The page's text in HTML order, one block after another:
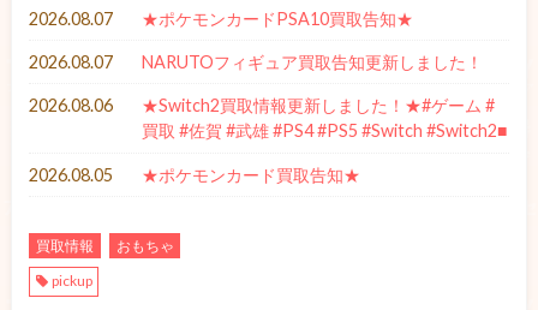
2026.08.07 ★ポケモンカードPSA10買取告知★
2026.08.07 NARUTOフィギュア買取告知更新しました！
2026.08.06
★Switch2買取情報更新しました！★#ゲーム #
買取 #佐賀 #武雄 #PS4 #PS5 #Switch #Switch2■
2026.08.05 ★ポケモンカード買取告知★
買取情報
おもちゃ
pickup